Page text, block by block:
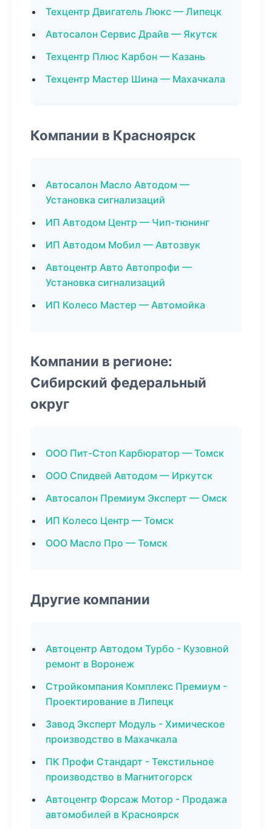
Техцентр Двигатель Люкс — Липецк
Автосалон Сервис Драйв — Якутск
Техцентр Плюс Карбон — Казань
Техцентр Мастер Шина — Махачкала
Компании в Красноярск
Автосалон Масло Автодом —
Установка сигнализаций
ИП Автодом Центр — Чип-тюнинг
ИП Автодом Мобил — Автозвук
Автоцентр Авто Автопрофи —
Установка сигнализаций
ИП Колесо Мастер — Автомойка
Компании в регионе:
Сибирский федеральный
округ
ООО Пит-Стоп Карбюратор — Томск
ООО Спидвей Автодом — Иркутск
Автосалон Премиум Эксперт — Омск
ИП Колесо Центр — Томск
ООО Масло Про — Томск
Другие компании
Автоцентр Автодом Турбо - Кузовной
ремонт в Воронеж
Стройкомпания Комплекс Премиум -
Проектирование в Липецк
Завод Эксперт Модуль - Химическое
производство в Махачкала
ПК Профи Стандарт - Текстильное
производство в Магнитогорск
Автоцентр Форсаж Мотор - Продажа
автомобилей в Красноярск